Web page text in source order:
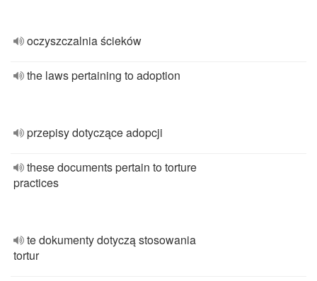
oczyszczalnia ścieków
the laws pertaining to adoption
przepisy dotyczące adopcji
these documents pertain to torture
practices
te dokumenty dotyczą stosowania
tortur